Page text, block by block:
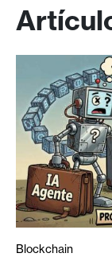
Blockchain